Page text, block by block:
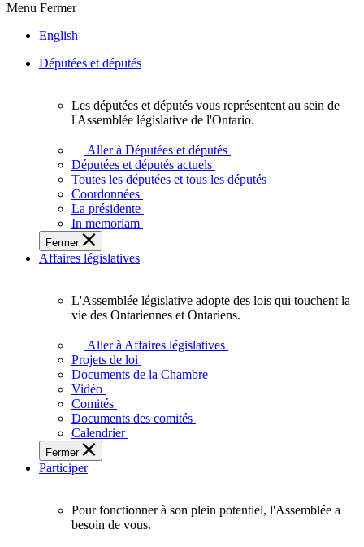
Menu Fermer
English
Députées et députés
députés
vous
représentent
sein
de
l'Assemblée
législative
l'Ontario.
Les députées et députés vous représentent au sein de
l'Assemblée législative de l'Ontario.
Aller à Députées et députés
Députées et députés actuels
Toutes les députées et tous les députés
Coordonnées
La présidente
In memoriam
Fermer
Affaires législatives
L'Assemblée
adopte
touchent
des
Ontariennes
et
L'Assemblée législative adopte des lois qui touchent la
vie des Ontariennes et Ontariens.
Aller à Affaires législatives
Projets de loi
Documents de la Chambre
Vidéo
Comités
Documents des comités
Calendrier
Fermer
Participer
Pour fonctionner à son plein potentiel, l'Assemblée a
besoin de vous.